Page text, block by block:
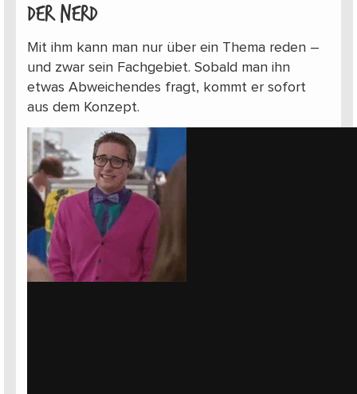
Der Nerd
Mit ihm kann man nur über ein Thema reden –
und zwar sein Fachgebiet. Sobald man ihn
etwas Abweichendes fragt, kommt er sofort
aus dem Konzept.